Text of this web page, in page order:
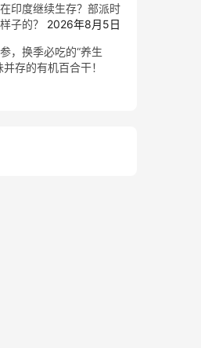
印度继续生存？部派时
子的？
2026年8月5日
，换季必吃的“养生
存的有机百合干！